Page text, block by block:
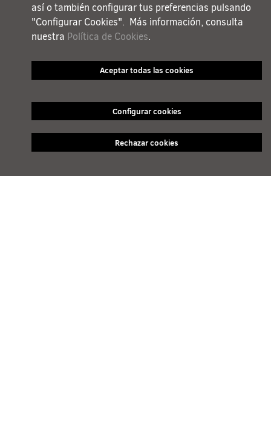
así o también configurar tus preferencias pulsando
"Configurar Cookies". Más información, consulta
nuestra Política de Cookies.
Aceptar todas las cookies
Configurar cookies
Rechazar cookies